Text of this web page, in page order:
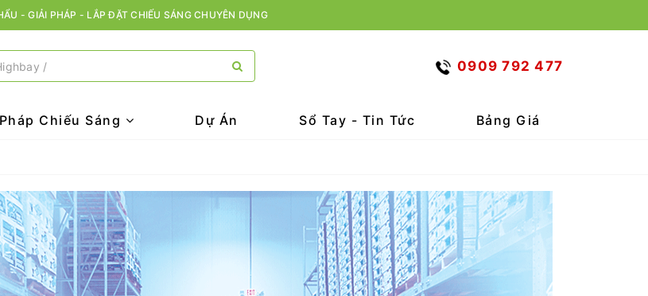
- GIẢI PHÁP - LẮP ĐẶT CHIẾU SÁNG CHUYÊN DỤNG
0909 792 477
Chiếu Sáng Dự Án Sổ Tay - Tin Tức Bảng Giá